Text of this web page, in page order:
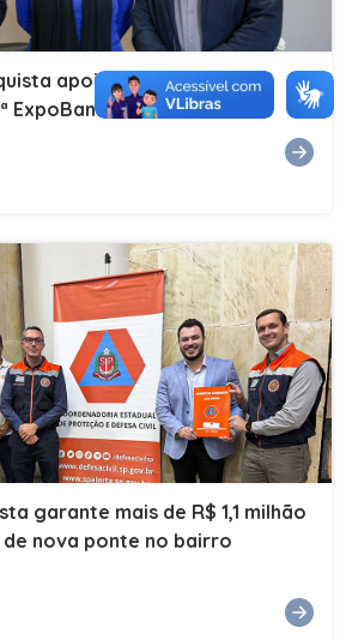
apoio do Governo do
ExpoBanana
garante mais de R$ 1,1 milhão
nova ponte no bairro